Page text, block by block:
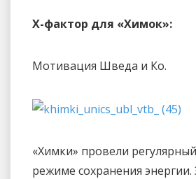
Х-фактор для «Химок»:
Мотивация Шведа и Ко.
«Химки» провели
режиме сохранения